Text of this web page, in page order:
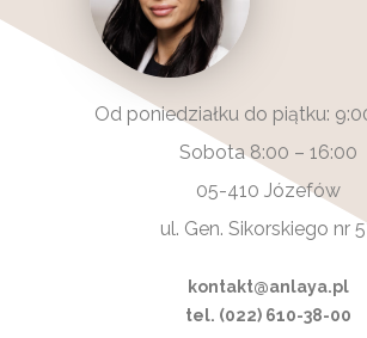
Od poniedziałku do piątku:
Sobota 8:00 – 16:00
05-410 Józefów
ul. Gen. Sikorskiego nr
kontakt@anlaya.pl
tel. (022) 610-38-00